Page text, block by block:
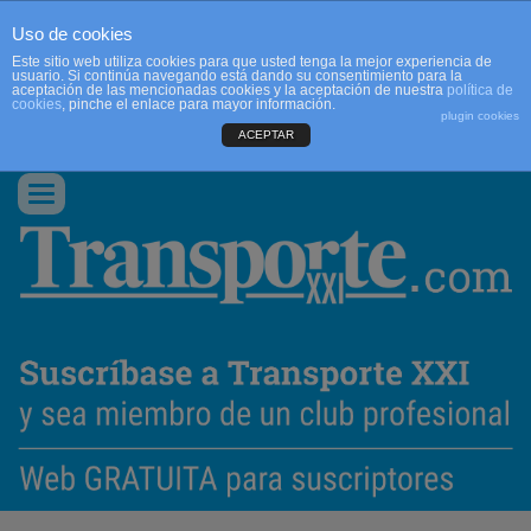
CONTACTO
Conmutar
navegación
Uso de cookies
Este sitio web utiliza cookies para que usted tenga la mejor experiencia de
usuario. Si continúa navegando está dando su consentimiento para la
aceptación de las mencionadas cookies y la aceptación de nuestra política de
cookies, pinche el enlace para mayor información.
plugin cookies
ACEPTAR